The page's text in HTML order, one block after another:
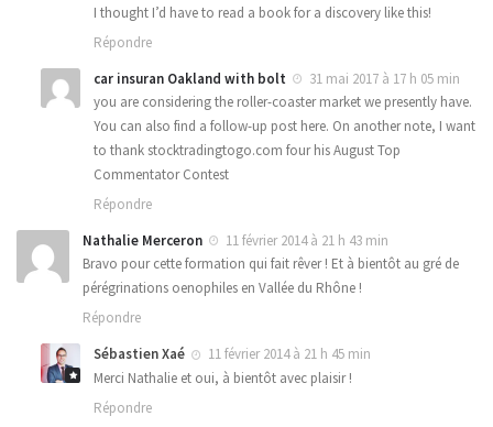
I thought I’d have to read a book for a discovery like this!
Répondre
car insuran Oakland with bolt
31 mai 2017 à 17 h 05 min
you are considering the roller-coaster market we presently have.
You can also find a follow-up post here. On another note, I want
to thank stocktradingtogo.com four his August Top
Commentator Contest
Répondre
Nathalie Merceron
11 février 2014 à 21 h 43 min
Bravo pour cette formation qui fait rêver ! Et à bientôt au gré de
pérégrinations oenophiles en Vallée du Rhône !
Répondre
Sébastien Xaé
11 février 2014 à 21 h 45 min
Merci Nathalie et oui, à bientôt avec plaisir !
Répondre